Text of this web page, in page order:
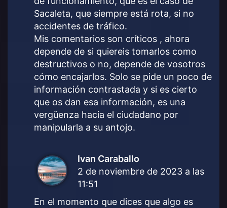
Sacaleta, que siempre está rota, si no
accidentes de tráfico.
Mis comentarios son críticos , ahora
depende de si quiereis tomarlos como
destructivos o no, depende de vosotros
cómo encajarlos. Solo se pide un poco de
información contrastada y si es cierto
que os dan esa información, es una
vergüenza hacia el ciudadano por
manipularla a su antojo.
Ivan Caraballo
i
2 de noviembre de 2023 a las
11:51
En el momento que dices que algo es